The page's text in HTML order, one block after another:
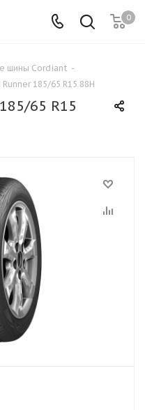
0
шины Cordiant -
185/65 R15 88H
65 R15